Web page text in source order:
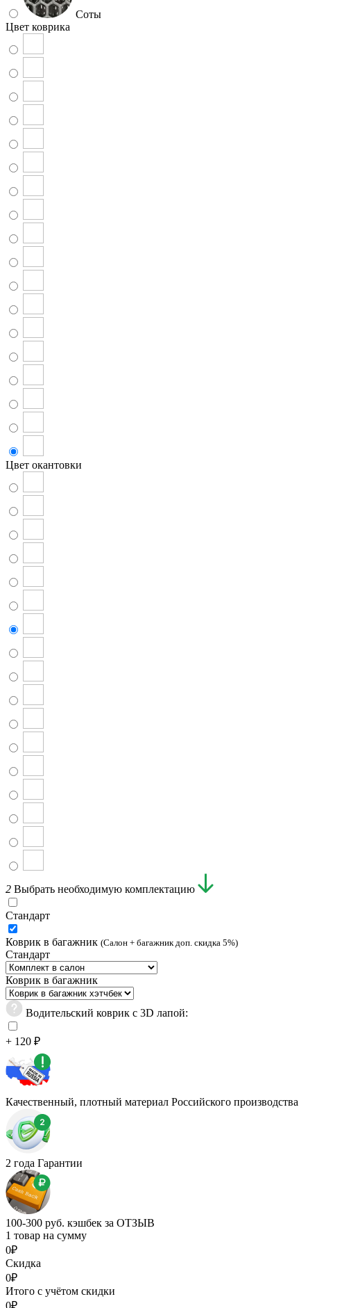
Соты
Цвет коврика
Цвет окантовки
2 Выбрать необходимую комплектацию
Стандарт
Коврик в багажник (Салон + багажник доп. скидка 5%)
Стандарт
Коврик в багажник
Водительский коврик с 3D лапой:
+ 120 ₽
Качественный, плотный материал Российского производства
2 года Гарантии
100-300 руб. кэшбек за ОТЗЫВ
1 товар на сумму
0₽
Скидка
0₽
Итого с учётом скидки
0₽